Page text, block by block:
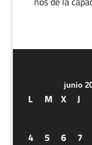
junio
L M X J
4
5 6 7